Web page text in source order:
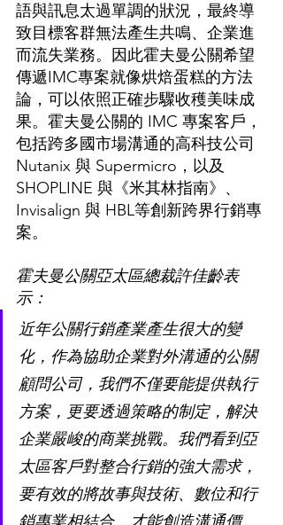
語與訊息太過單調的狀況，最終導
致目標客群無法產生共鳴、企業進
而流失業務。因此霍夫曼公關希望
傳遞IMC專案就像烘焙蛋糕的方法
論，可以依照正確步驟收穫美味成
果。霍夫曼公關的 IMC 專案客戶，
包括跨多國市場溝通的高科技公司
Nutanix 與 Supermicro，以及
SHOPLINE 與《米其林指南》、
Invisalign 與 HBL等創新跨界行銷專
案。
霍夫曼公關亞太區總裁許佳齡表
示：
近年公關行銷產業產生很大的變
化，作為協助企業對外溝通的公關
顧問公司，我們不僅要能提供執行
方案，更要透過策略的制定，解決
企業嚴峻的商業挑戰。我們看到亞
太區客戶對整合行銷的強大需求，
要有效的將故事與技術、數位和行
銷專業相結合，才能創造溝通價